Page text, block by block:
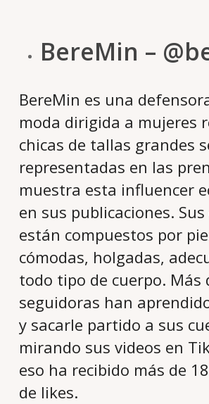
BereMin –
BereMin es una
moda dirigida a mujeres
chicas de tallas grandes
representadas en las
muestra esta influencer
en sus publicaciones.
están compuestos por
cómodas, holgadas,
todo tipo de cuerpo. Más
seguidoras han
y sacarle partido a sus
mirando sus videos en
eso ha recibido más de
de likes.